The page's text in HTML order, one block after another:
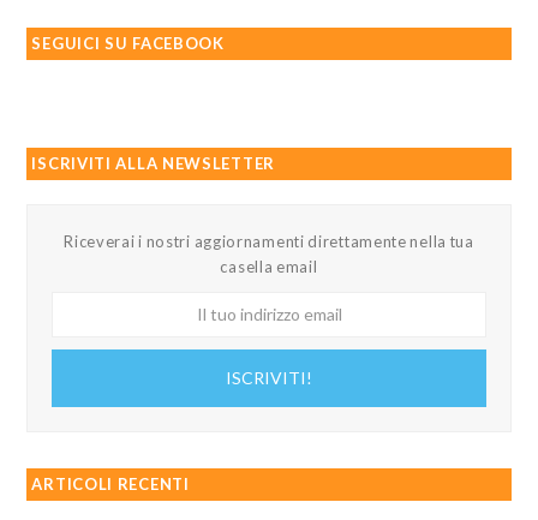
SEGUICI SU FACEBOOK
ISCRIVITI ALLA NEWSLETTER
Riceverai i nostri aggiornamenti direttamente nella tua
casella email
ISCRIVITI!
ARTICOLI RECENTI